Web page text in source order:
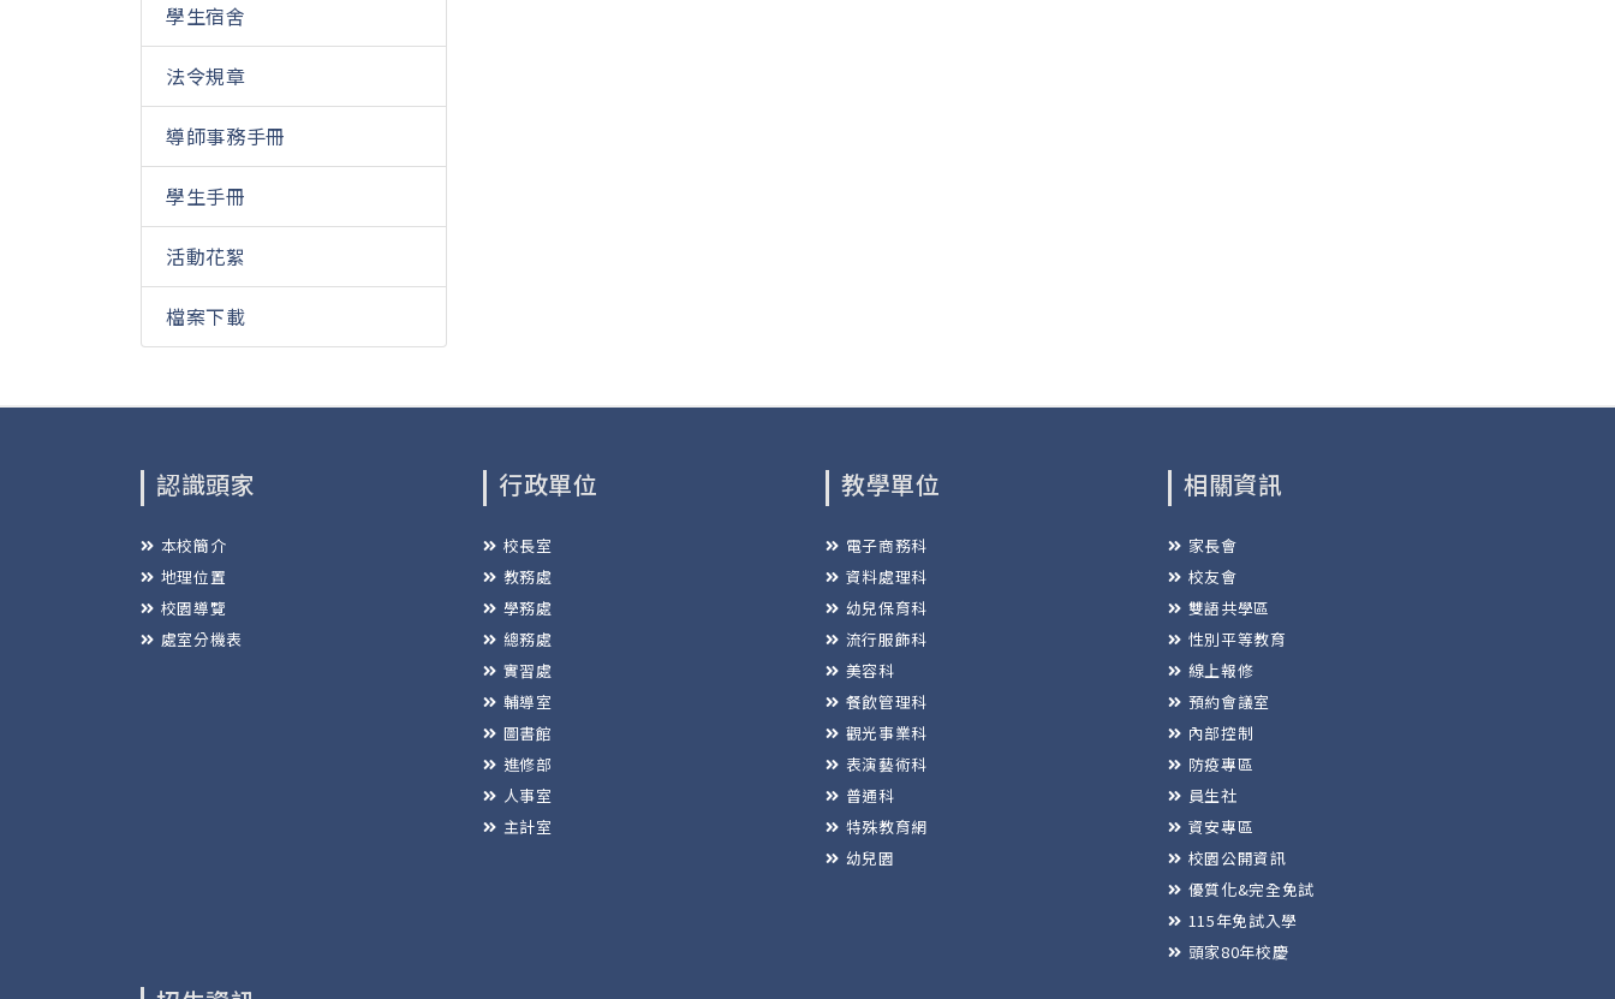
學生宿舍
法令規章
導師事務手冊
學生手冊
活動花絮
檔案下載
認識頭家
本校簡介
地理位置
校園導覽
處室分機表
行政單位
校長室
教務處
學務處
總務處
實習處
輔導室
圖書館
進修部
人事室
主計室
教學單位
電子商務科
資料處理科
幼兒保育科
流行服飾科
美容科
餐飲管理科
觀光事業科
表演藝術科
普通科
特殊教育網
幼兒園
相關資訊
家長會
校友會
雙語共學區
性別平等教育
線上報修
預約會議室
內部控制
防疫專區
員生社
資安專區
校園公開資訊
優質化&完全免試
115年免試入學
頭家80年校慶